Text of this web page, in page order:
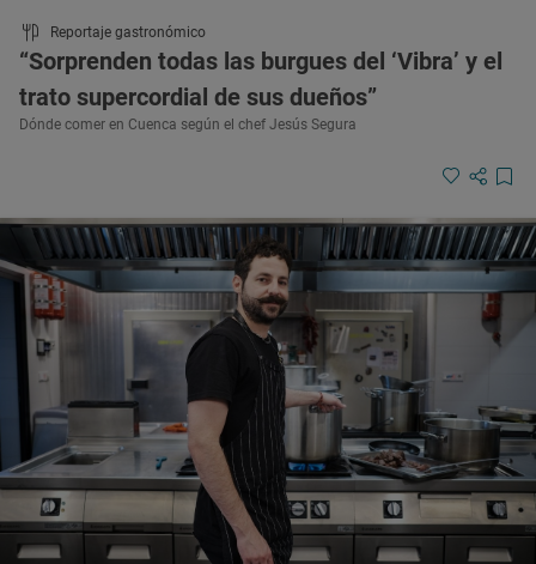
Reportaje gastronómico
“Sorprenden todas las burgues del ‘Vibra’ y el
trato supercordial de sus dueños”
Dónde comer en Cuenca según el chef Jesús Segura